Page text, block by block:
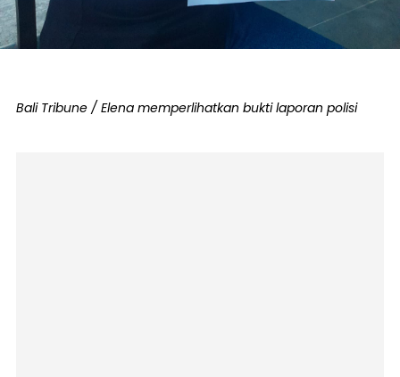
Bali Tribune / Elena memperlihatkan bukti laporan polisi